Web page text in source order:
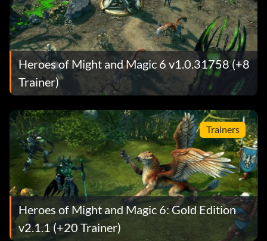
Heroes of Might and Magic 6 v1.0.31758 (+8
Trainer)
Trainers
Heroes of Might and Magic 6: Gold Edition
v2.1.1 (+20 Trainer)